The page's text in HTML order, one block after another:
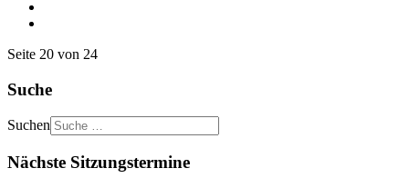
Seite 20 von 24
Suche
Suchen
Nächste Sitzungstermine